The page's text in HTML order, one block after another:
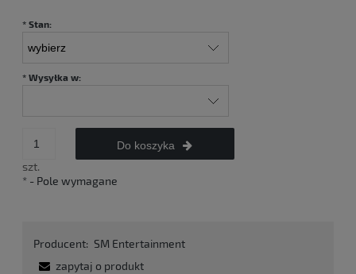
* Stan:
* Wysyłka w:
szt.
Do koszyka
* - Pole wymagane
Producent: SM Entertainment
zapytaj o produkt